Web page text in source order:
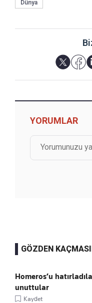
Dünya
YORUMLAR
GÖZDEN
Homeros’u
unuttular
Kaydet